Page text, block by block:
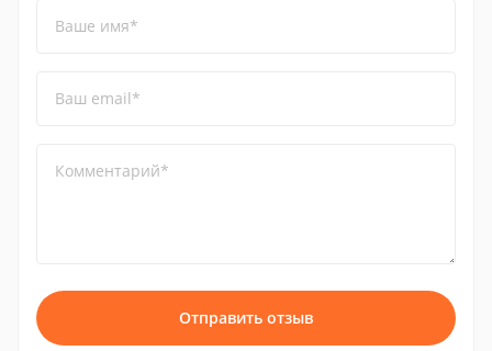
Ваше имя*
Ваш email*
Комментарий*
Отправить отзыв